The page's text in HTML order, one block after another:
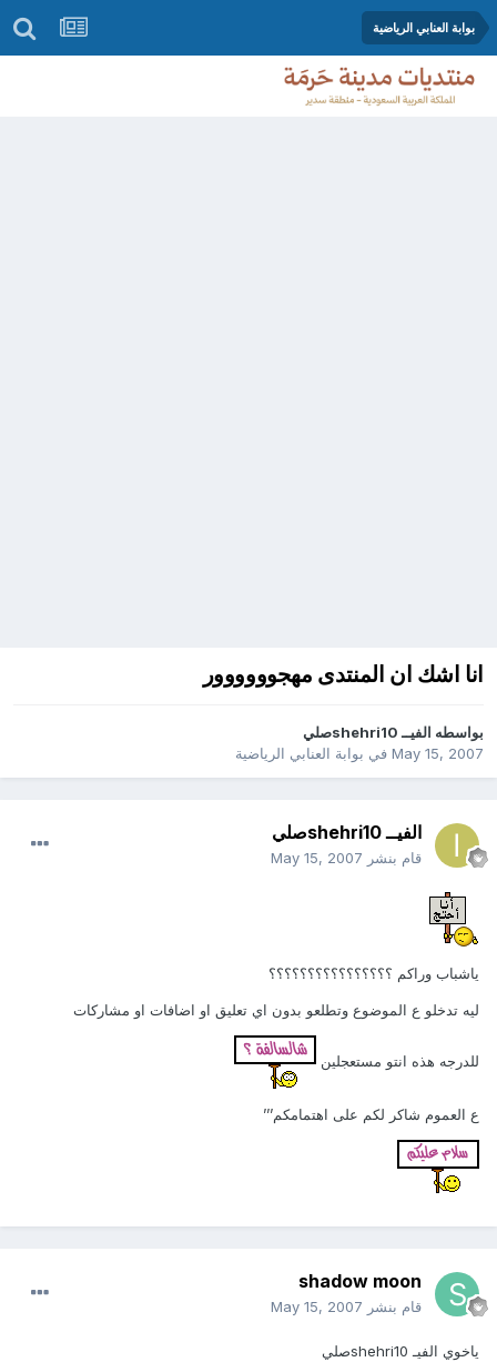
بوابة العنابي الرياضية
انا اشك ان المنتدى مهجوووووور
بواسطه الفيــ shehri10صلي
May 15, 2007في بوابة العنابي الرياضية
الفيــ shehri10صلي
قام بنشر May 15, 2007
ياشباب وراكم ؟؟؟؟؟؟؟؟؟؟؟؟؟؟؟؟
ليه تدخلو ع الموضوع وتطلعو بدون اي تعليق او اضافات او مشاركات
للدرجه هذه انتو مستعجلين
ع العموم شاكر لكم على اهتمامكم’’’
shadow moon
قام بنشر May 15, 2007
ياخوي الفيـ shehri10صلي